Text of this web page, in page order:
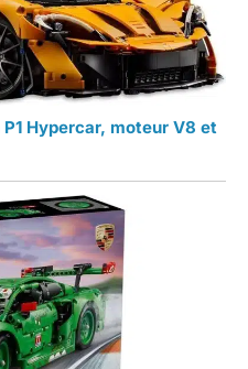
Hypercar, moteur V8 et